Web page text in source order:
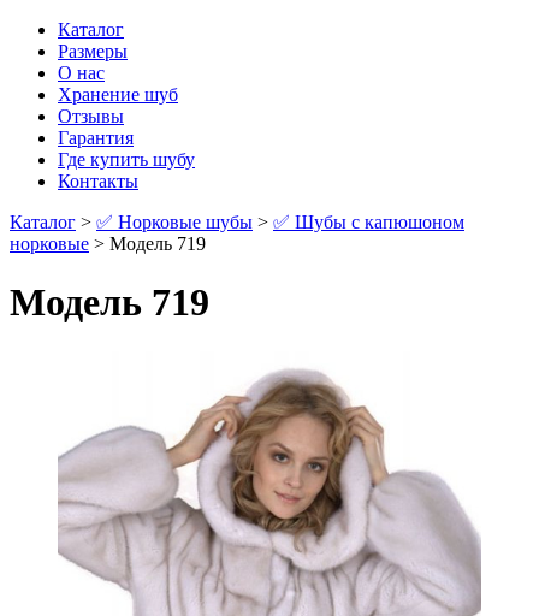
Каталог
Размеры
О нас
Хранение шуб
Отзывы
Гарантия
Где купить шубу
Контакты
Каталог > ✅ Норковые шубы > ✅ Шубы с капюшоном
норковые > Модель 719
Модель 719